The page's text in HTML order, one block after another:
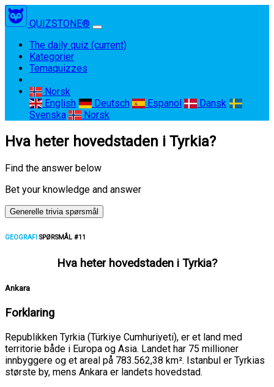
QUIZSTONE®
The daily quiz (current)
Kategorier
Temaquizzes
Norsk
English
Deutsch Espanol
Dansk
Svenska
Norsk
Hva heter hovedstaden i Tyrkia?
Find the answer below
Bet your knowledge and answer
Generelle trivia spørsmål
GEOGRAFI SPØRSMÅL #11
Hva heter hovedstaden i Tyrkia?
Ankara
Forklaring
Republikken Tyrkia (Türkiye Cumhuriyeti), er et land med
territorie både i Europa og Asia. Landet har 75 millioner
innbyggere og et areal på 783.562,38 km². Istanbul er Tyrkias
største by, mens Ankara er landets hovedstad.